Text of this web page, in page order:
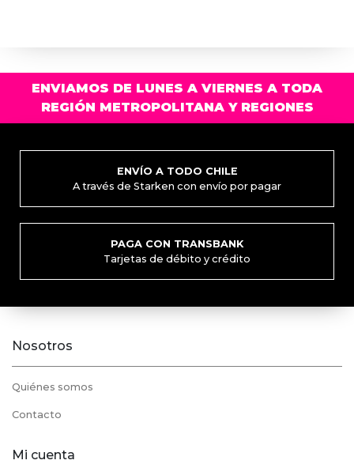
ENVIAMOS DE LUNES A VIERNES A TODA
REGIÓN METROPOLITANA Y REGIONES
ENVÍO A TODO CHILE
A través de Starken con envío por pagar
PAGA CON TRANSBANK
Tarjetas de débito y crédito
Nosotros
Quiénes somos
Contacto
Mi cuenta